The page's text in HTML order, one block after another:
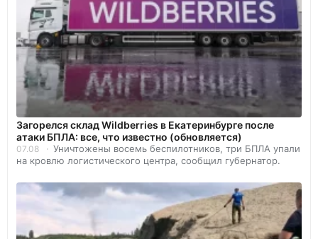
Загорелся склад Wildberries в Екатеринбурге после
атаки БПЛА: все, что известно (обновляется)
07.08
Уничтожены восемь беспилотников, три БПЛА упали
на кровлю логистического центра, сообщил губернатор.